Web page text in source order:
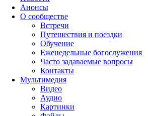
up
Анонсы
О сообществе
Встречи
Путешествия и поездки
Обучение
Еженедельные богослужения
Часто задаваемые вопросы
Контакты
Мультимедия
Видео
Аудио
Картинки